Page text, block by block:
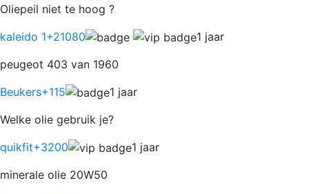
Oliepeil niet te hoog ?
kaleido 1+21080
1 jaar
peugeot 403 van 1960
Beukers+115
1 jaar
Welke olie gebruik je?
quikfit+3200
1 jaar
minerale olie 20W50